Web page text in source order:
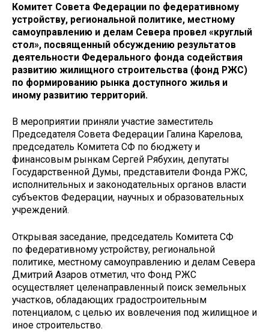
Комитет Совета Федерации по федеративному
устройству, региональной политике, местному
самоуправлению и делам Севера провел «круглый
стол», посвященный обсуждению результатов
деятельности Федерального фонда содействия
развитию жилищного строительства (фонд РЖС)
по формированию рынка доступного жилья и
иному развитию территорий.
В мероприятии приняли участие заместитель
Председателя Совета Федерации Галина Карелова,
председатель Комитета СФ по бюджету и
финансовым рынкам Сергей Рябухин, депутаты
Государственной Думы, представители Фонда РЖС,
исполнительных и законодательных органов власти
субъектов Федерации, научных и образовательных
учреждений.
Открывая заседание, председатель Комитета СФ
по федеративному устройству, региональной
политике, местному самоуправлению и делам Севера
Дмитрий Азаров отметил, что Фонд РЖС
осуществляет целенаправленный поиск земельных
участков, обладающих градостроительным
потенциалом, с целью их вовлечения под жилищное и
иное строительство.